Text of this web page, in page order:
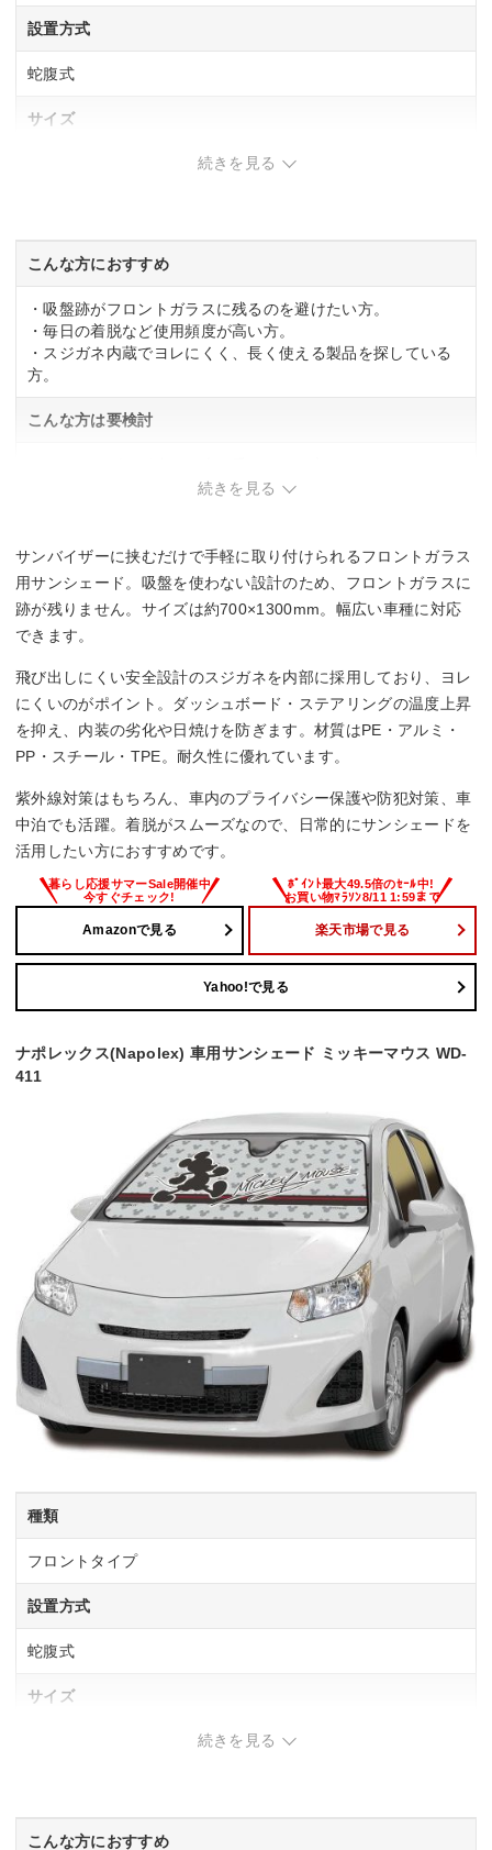
設置方式
蛇腹式
サイズ
続きを見る
こんな方におすすめ
・吸盤跡がフロントガラスに残るのを避けたい方。
・毎日の着脱など使用頻度が高い方。
・スジガネ内蔵でヨレにくく、長く使える製品を探している
方。
こんな方は要検討
続きを見る
サンバイザーに挟むだけで手軽に取り付けられるフロントガラス
用サンシェード。吸盤を使わない設計のため、フロントガラスに
跡が残りません。サイズは約700×1300mm。幅広い車種に対応
できます。
飛び出しにくい安全設計のスジガネを内部に採用しており、ヨレ
にくいのがポイント。ダッシュボード・ステアリングの温度上昇
を抑え、内装の劣化や日焼けを防ぎます。材質はPE・アルミ・
PP・スチール・TPE。耐久性に優れています。
紫外線対策はもちろん、車内のプライバシー保護や防犯対策、車
中泊でも活躍。着脱がスムーズなので、日常的にサンシェードを
活用したい方におすすめです。
Amazonで見る 楽天市場で見る
Yahoo!で見る
ナポレックス(Napolex) 車用サンシェード ミッキーマウス WD-
411
種類
フロントタイプ
設置方式
蛇腹式
サイズ
ー
続きを見る
こんな方におすすめ